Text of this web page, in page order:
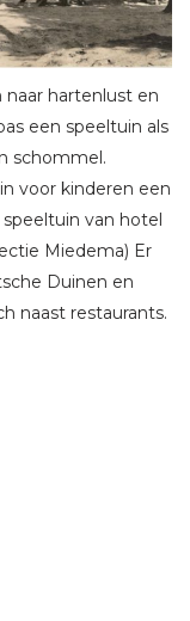
naar hartenlust en
een speeltuin als
schommel.
voor kinderen een
van hotel
Miedema) Er
Duinen en
naast restaurants.